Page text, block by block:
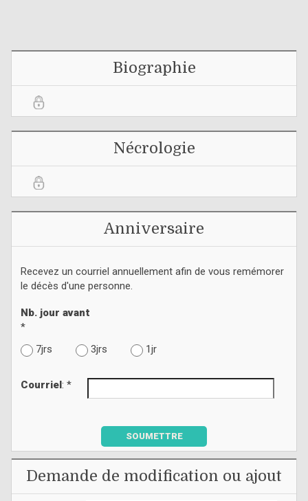
Biographie
Nécrologie
Anniversaire
Recevez un courriel annuellement afin de vous remémorer
le décès d'une personne.
Nb. jour avant
*
7jrs
3jrs 1jr
Courriel: *
SOUMETTRE
Demande de modification ou ajout